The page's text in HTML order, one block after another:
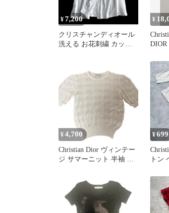
¥7,200
クリスチャンディオール
洗える お花刺繍 カット
¥
DIOR
¥ 4,700
Christian Dior ヴィンテー
ジ サマーニット 半袖 M
¥699
トン